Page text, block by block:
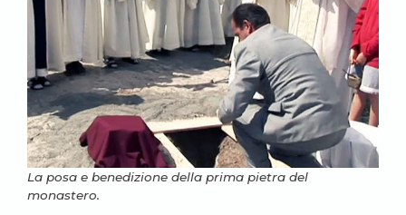
La posa e benedizione della prima pietra del
monastero.